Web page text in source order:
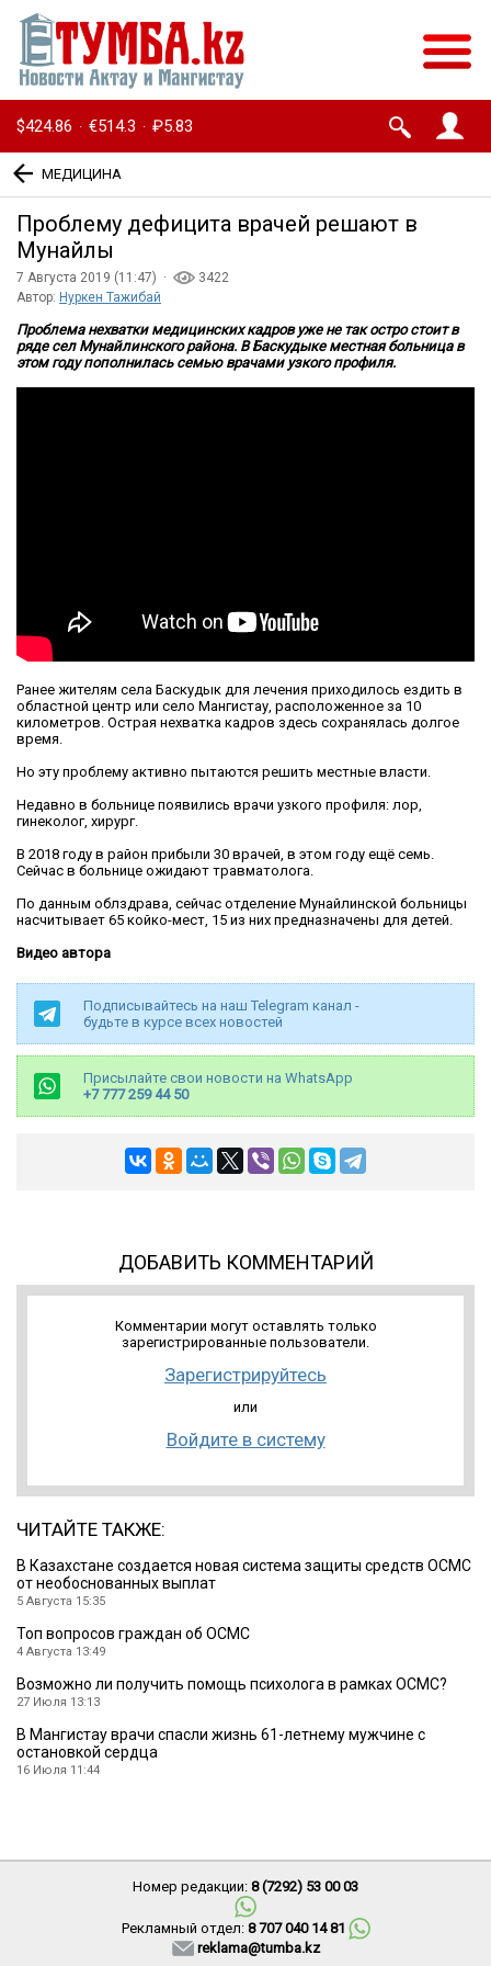
$424.86 · €514.3 · ₽5.83
МЕДИЦИНА
Проблему дефицита врачей решают в
Мунайлы
7 Августа 2019 (11:47) ·
3422
Автор: Нуркен Тажибай
Проблема нехватки медицинских кадров уже не так остро стоит в
ряде сел Мунайлинского района. В Баскудыке местная больница в
этом году пополнилась семью врачами узкого профиля.
Ранее жителям села Баскудык для лечения приходилось ездить в
областной центр или село Мангистау, расположенное за 10
километров. Острая нехватка кадров здесь сохранялась долгое
время.
Но эту проблему активно пытаются решить местные власти.
Недавно в больнице появились врачи узкого профиля: лор,
гинеколог, хирург.
В 2018 году в район прибыли 30 врачей, в этом году ещё семь.
Сейчас в больнице ожидают травматолога.
По данным облздрава, сейчас отделение Мунайлинской больницы
насчитывает 65 койко-мест, 15 из них предназначены для детей.
Видео автора
Подписывайтесь на наш Telegram канал -
будьте в курсе всех новостей
Присылайте свои новости на WhatsApp
+7 777 259 44 50
ДОБАВИТЬ КОММЕНТАРИЙ
Комментарии могут оставлять только
зарегистрированные пользователи.
Зарегистрируйтесь
или
Войдите в систему
ЧИТАЙТЕ ТАКЖЕ:
В Казахстане создается новая система защиты средств ОСМС
от необоснованных выплат
5 Августа 15:35
Топ вопросов граждан об ОСМС
4 Августа 13:49
Возможно ли получить помощь психолога в рамках ОСМС?
27 Июля 13:13
В Мангистау врачи спасли жизнь 61-летнему мужчине с
остановкой сердца
16 Июля 11:44
Номер редакции: 8 (7292) 53 00 03
Рекламный отдел: 8 707 040 14 81
reklama@tumba.kz